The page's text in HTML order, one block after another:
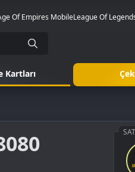
Of Empires MobileLeague Of
Kartları